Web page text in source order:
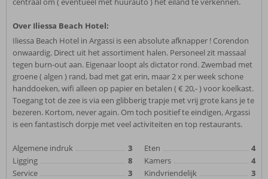
Over Iliessa Beach Hotel:
Iliessa Beach Hotel in Argassi is een absolute afknapper ! Corendon
onwaardig. Direct uit het assortiment halen. Personeel zit massaal
tegen burn-out aan. Eigenaar loopt als dictator rond. Zwembad met
groene ( algen ) rand, bad met gat erin, maar 2 x per week schone
handdoeken, wifi alleen op papier en betalen ( € 20,- ) voor koelkast.
Toegang tot de zee is via een glibberig trapje met vrij grote kans je te
bezeren. Kortom, never again. Om toch positief te eindigen, Argassi
is een fantastisch dorpje met veel activiteiten en top restaurants.
Algemene indruk
3
Ligging
8
Service
3
Eten
4
Kamers
4
Kindvriendelijk
3